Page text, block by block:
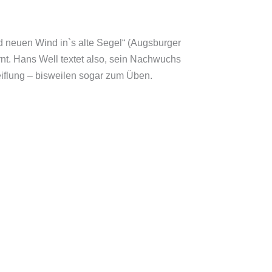
Wind in`s alte Segel“ (Augsburger
Hans Well textet also, sein Nachwuchs
– bisweilen sogar zum Üben.